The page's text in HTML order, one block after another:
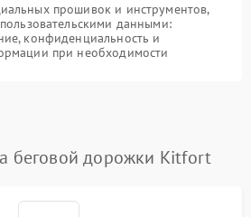
прошивок и инструментов,
данными:
конфиденциальность и
при необходимости
беговой дорожки Kitfort